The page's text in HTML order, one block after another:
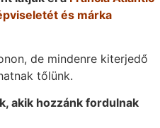
és márka
de mindenre kiterjedő
tőlünk.
akik hozzánk fordulnak